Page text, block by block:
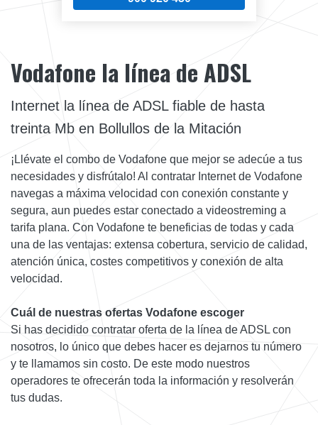
Vodafone la línea de ADSL
Internet la línea de ADSL fiable de hasta
treinta Mb en Bollullos de la Mitación
¡Llévate el combo de Vodafone que mejor se adecúe a tus
necesidades y disfrútalo! Al contratar Internet de Vodafone
navegas a máxima velocidad con conexión constante y
segura, aun puedes estar conectado a videostreming a
tarifa plana. Con Vodafone te beneficias de todas y cada
una de las ventajas: extensa cobertura, servicio de calidad,
atención única, costes competitivos y conexión de alta
velocidad.
Cuál de nuestras ofertas Vodafone escoger
Si has decidido contratar oferta de la línea de ADSL con
nosotros, lo único que debes hacer es dejarnos tu número
y te llamamos sin costo. De este modo nuestros
operadores te ofrecerán toda la información y resolverán
tus dudas.